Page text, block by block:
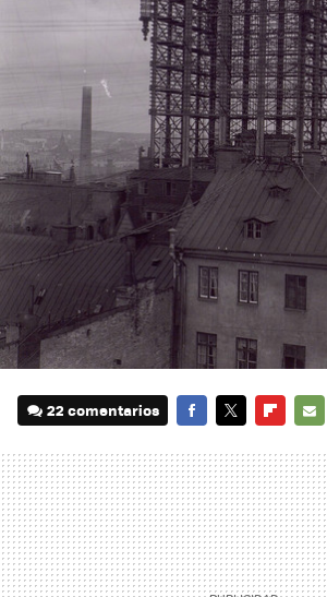
22 comentarios
MAIL